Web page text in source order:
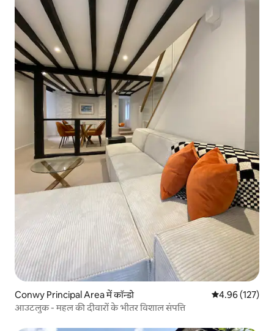
Conwy Principal Area में कॉन्डो औसत रेटिंग 5 में से
4.96 (127)
आउटलुक - महल की दीवारों के भीतर विशाल संपत्ति